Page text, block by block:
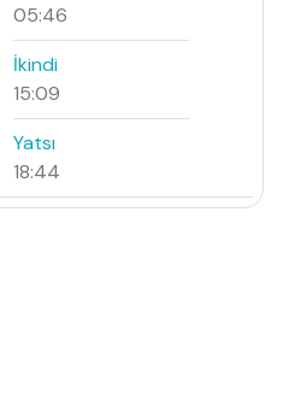
05:46
İkindi
15:09
Yatsı
18:44